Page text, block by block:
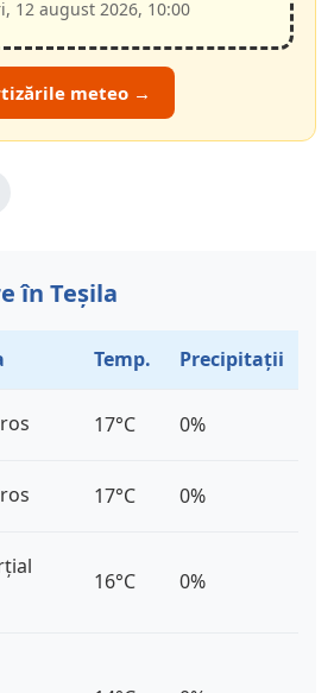
12 august 2026, 10:00
meteo →
în Teșila
Temp. Precipitații
17°C 0%
17°C 0%
16°C 0%